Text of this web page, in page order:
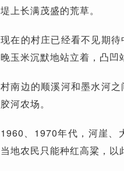
堤上长满茂盛的荒草。
现在的村庄已经看不见期
晚玉米沉默地站立着，凸凹
村南边的顺溪河和墨水河
胶河农场。
1960、1970年代，河崖、
当地农民只能种红高粱，以